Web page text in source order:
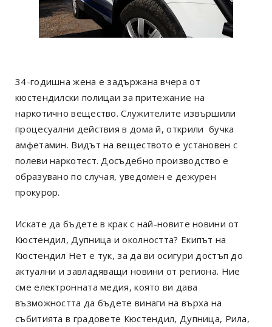
34-годишна жена е задържана вчера от
кюстендилски полицаи за притежание на
наркотично вещество. Служителите извършили
процесуални действия в дома й, открили бучка
амфетамин. Видът на веществото е установен с
полеви наркотест. Досъдебно производство е
образувано по случая, уведомен е дежурен
прокурор.
Искате да бъдете в крак с най-новите новини от
Кюстендил, Дупница и околността? Екипът на
Кюстендил Нет е тук, за да ви осигури достъп до
актуални и завладяващи новини от региона. Ние
сме електронната медия, която ви дава
възможността да бъдете винаги на върха на
събитията в градовете Кюстендил, Дупница, Рила,